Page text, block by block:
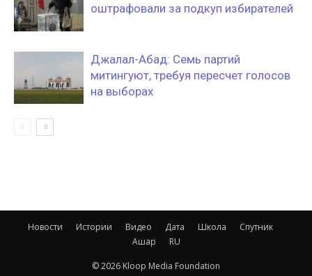
оштрафовали за подкуп избирателей
Джалал-Абад: Семь партий
митингуют, требуя пересчет голосов
на выборах
Новости Истории Видео Дата Школа
Спутник
Ашар
RU
© 2026 Kloop Media Foundation